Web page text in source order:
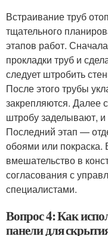
Встраивание труб
тщательного
этапов работ.
прокладки труб и
следует штробить
После этого трубы
закрепляются. Далее
штробу заделывают,
Последний этап —
обоями или покраска.
вмешательство в
согласования с
специалистами.
Вопрос 4: Как
панели для